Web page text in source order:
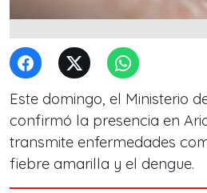
Este domingo, el Ministerio
confirmó la presencia en
transmite enfermedades
fiebre amarilla y el dengue.